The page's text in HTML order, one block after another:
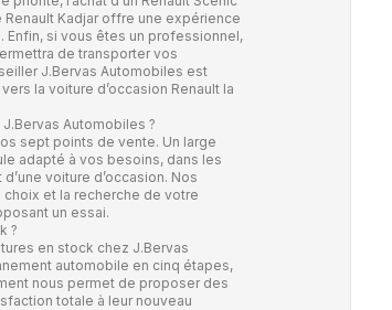
Kadjar offre une expérience
si vous êtes un professionnel,
de transporter vos
J.Bervas Automobiles est
la voiture d’occasion Renault la
Automobiles ?
sept points de vente. Un large
adapté à vos besoins, dans les
voiture d’occasion. Nos
et la recherche de votre
un essai.
?
en stock chez J.Bervas
automobile en cinq étapes,
nous permet de proposer des
totale à leur nouveau